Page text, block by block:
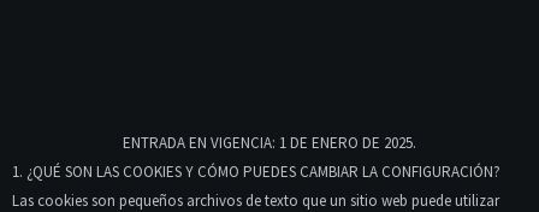
ENTRADA EN VIGENCIA: 1 DE ENERO DE 2025.
1. ¿QUÉ SON LAS COOKIES Y CÓMO PUEDES CAMBIAR LA CONFIGURACIÓN?
Las cookies son pequeños archivos de texto que un sitio web puede utilizar